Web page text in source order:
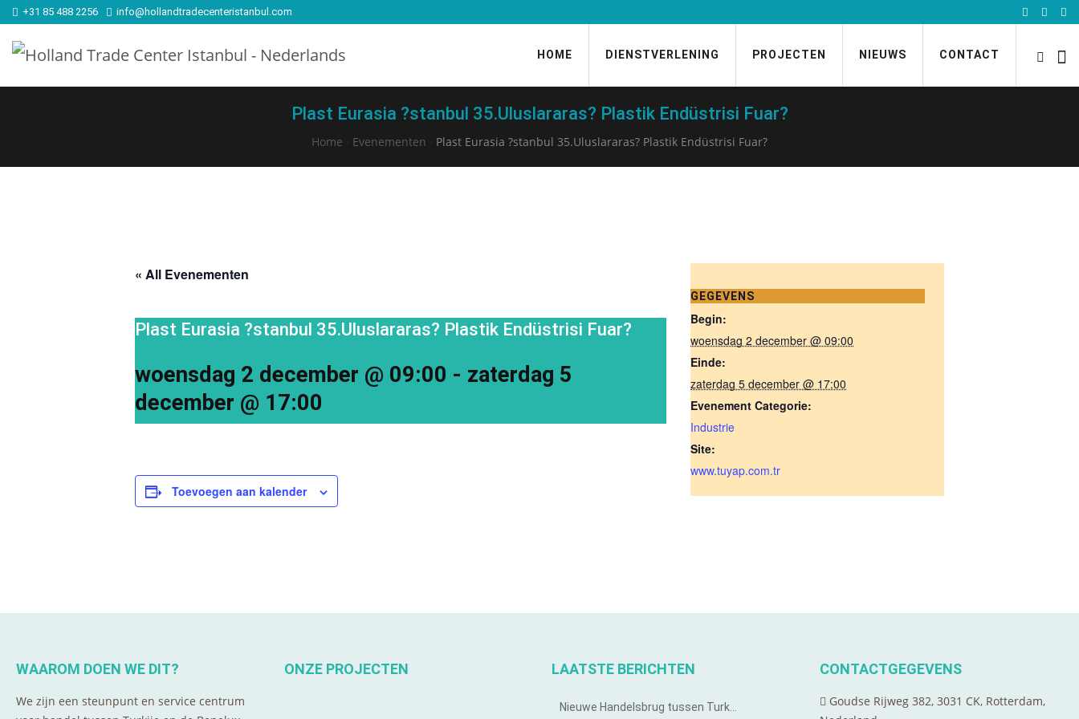
+31 85 488 2256 info@hollandtradecenteristanbul.com
HOME DIENSTVERLENING PROJECTEN NIEUWS CONTACT
Plast Eurasia ?stanbul 35.Uluslararas? Plastik Endüstrisi Fuar?
Home Evenementen Plast Eurasia ?stanbul 35.Uluslararas? Plastik Endüstrisi Fuar?
« All Evenementen
Plast Eurasia ?stanbul 35.Uluslararas? Plastik Endüstrisi Fuar?
woensdag 2 december @ 09:00 - zaterdag 5
december @ 17:00
Toevoegen aan kalender
GEGEVENS
Begin:
woensdag 2 december @ 09:00
Einde:
zaterdag 5 december @ 17:00
Evenement Categorie:
Industrie
Site:
www.tuyap.com.tr
WAAROM DOEN WE DIT?
We zijn een steunpunt en service centrum
ONZE PROJECTEN LAATSTE BERICHTEN
Nieuwe Handelsbrug tussen Turk…
CONTACTGEGEVENS
Goudse Rijweg 382, 3031 CK, Rotterdam,